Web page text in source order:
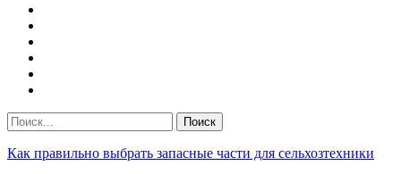
Как правильно выбрать запасные части для сельхозтехники